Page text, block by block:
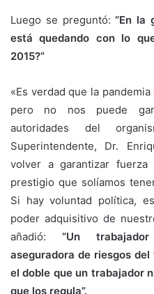
Luego se preguntó:“En la
está quedando con lo
2015?”
«Es verdad que la
pero no nos puede
autoridades del
Superintendente, Dr.
volver a garantizar
prestigio que solíamos
Si hay voluntad política,
poder adquisitivo de
añadió: “Un
aseguradora de riesgos
el doble que un trabajador
que los regula”.